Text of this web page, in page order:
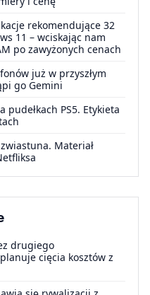
rekomendujące 32
11 – wciskając nam
po zawyżonych cenach
już w przyszłym
go Gemini
pudełkach PS5. Etykieta
Materiał
drugiego
cięcia kosztów z